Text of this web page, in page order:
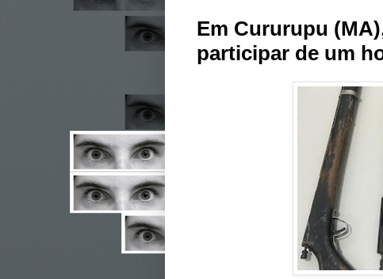
Em Cururupu
participar de um